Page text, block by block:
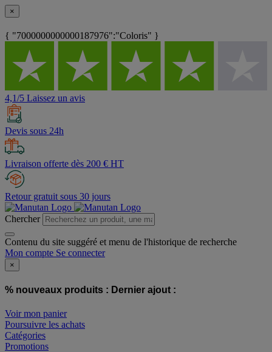
×
{ "7000000000000187976":"Coloris" }
4,1/5 Laissez un avis
Devis sous 24h
Livraison offerte dès 200 € HT
Retour gratuit sous 30 jours
Chercher
Contenu du site suggéré et menu de l'historique de recherche
Mon compte Se connecter
×
% nouveaux produits : Dernier ajout :
Voir mon panier
Poursuivre les achats
Catégories
Promotions